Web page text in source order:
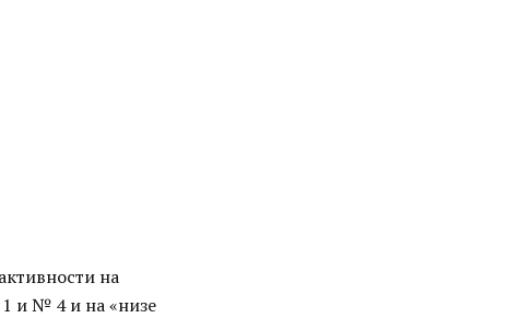
на
и № 4 и на «низе